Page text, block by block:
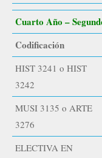
Cuarto Año –
Codificación
HIST 3241 o HIST
3242
MUSI 3135 o ARTE
3276
ELECTIVA EN